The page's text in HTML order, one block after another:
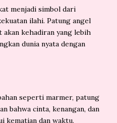
menjadi simbol dari
ilahi. Patung angel
kehadiran yang lebih
dunia nyata dengan
seperti marmer, patung
bahwa cinta, kenangan, dan
kematian dan waktu.